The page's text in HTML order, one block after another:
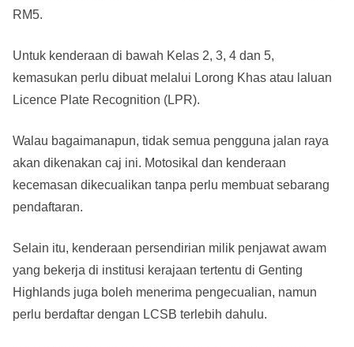
RM5.
Untuk kenderaan di bawah Kelas 2, 3, 4 dan 5,
kemasukan perlu dibuat melalui Lorong Khas atau laluan
Licence Plate Recognition (LPR).
Walau bagaimanapun, tidak semua pengguna jalan raya
akan dikenakan caj ini. Motosikal dan kenderaan
kecemasan dikecualikan tanpa perlu membuat sebarang
pendaftaran.
Selain itu, kenderaan persendirian milik penjawat awam
yang bekerja di institusi kerajaan tertentu di Genting
Highlands juga boleh menerima pengecualian, namun
perlu berdaftar dengan LCSB terlebih dahulu.